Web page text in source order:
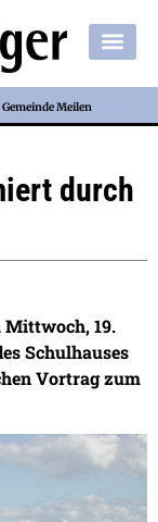
Meilen
durch
Mittwoch, 19.
Schulhauses
Vortrag zum